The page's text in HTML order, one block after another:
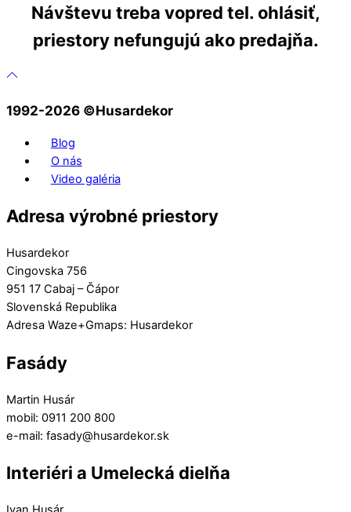
Návštevu treba vopred tel. ohlásiť,
priestory nefungujú ako predajňa.
1992-2026 ©️Husardekor
Blog
O nás
Video galéria
Adresa výrobné priestory
Husardekor
Cingovska 756
951 17 Cabaj – Čápor
Slovenská Republika
Adresa Waze+Gmaps: Husardekor
Fasády
Martin Husár
mobil: 0911 200 800
e-mail: fasady@husardekor.sk
Interiéri a Umelecká dielňa